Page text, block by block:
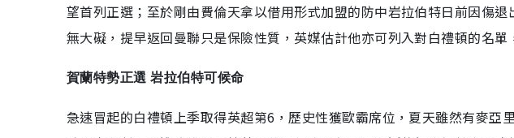
望首列正選；至於剛由費倫天拿以借用形式加盟的防中岩拉伯特日前因傷
無大礙，提早返回曼聯只是保險性質，英媒估計他亦可列入對白禮頓的名單
賀蘭特勢正選 岩拉伯特可候命
急速冒起的白禮頓上季取得英超第6，歷史性獲歐霸席位，夏天雖然有麥亞